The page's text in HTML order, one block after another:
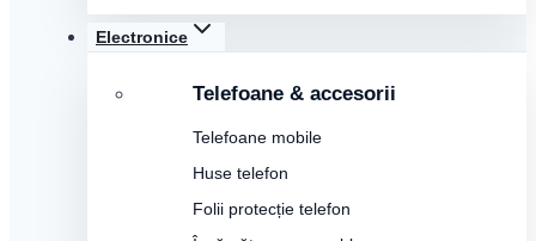
Electronice
Telefoane & accesorii
Telefoane mobile
Huse telefon
Folii protecție telefon